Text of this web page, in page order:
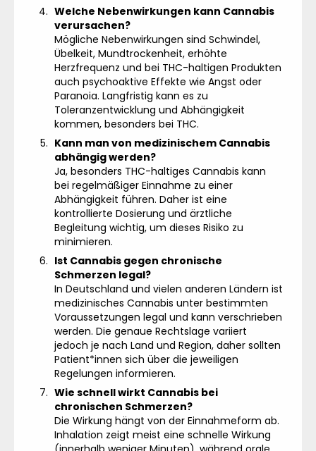
Welche Nebenwirkungen kann Cannabis
verursachen?
Mögliche Nebenwirkungen sind Schwindel,
Übelkeit, Mundtrockenheit, erhöhte
Herzfrequenz und bei THC-haltigen Produkten
auch psychoaktive Effekte wie Angst oder
Paranoia. Langfristig kann es zu
Toleranzentwicklung und Abhängigkeit
kommen, besonders bei THC.
Kann man von medizinischem Cannabis
abhängig werden?
Ja, besonders THC-haltiges Cannabis kann
bei regelmäßiger Einnahme zu einer
Abhängigkeit führen. Daher ist eine
kontrollierte Dosierung und ärztliche
Begleitung wichtig, um dieses Risiko zu
minimieren.
Ist Cannabis gegen chronische
Schmerzen legal?
In Deutschland und vielen anderen Ländern ist
medizinisches Cannabis unter bestimmten
Voraussetzungen legal und kann verschrieben
werden. Die genaue Rechtslage variiert
jedoch je nach Land und Region, daher sollten
Patient*innen sich über die jeweiligen
Regelungen informieren.
Wie schnell wirkt Cannabis bei
chronischen Schmerzen?
Die Wirkung hängt von der Einnahmeform ab.
Inhalation zeigt meist eine schnelle Wirkung